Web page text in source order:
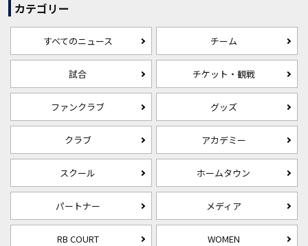
カテゴリー
すべてのニュース チーム
試合 チケット・観戦
ファンクラブ グッズ
クラブ アカデミー
スクール ホームタウン
パートナー メディア
RB COURT WOMEN